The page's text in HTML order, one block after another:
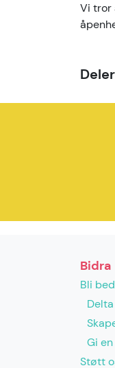
Vi tror
Bidra
Bli
Gi
Støtt